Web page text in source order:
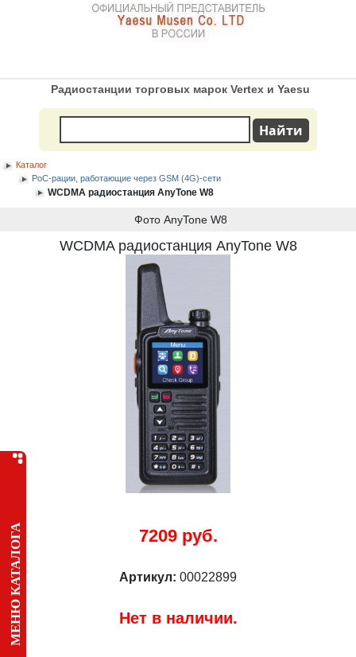
МЕНЮ КАТАЛОГА
Радиостанции торговых марок Vertex и Yaesu
Каталог
PoC-рации, работающие через GSM (4G)-сети
WCDMA радиостанция AnyTone W8
Фото AnyTone W8
WCDMA радиостанция AnyTone W8
7209 руб.
Артикул: 00022899
Нет в наличии.